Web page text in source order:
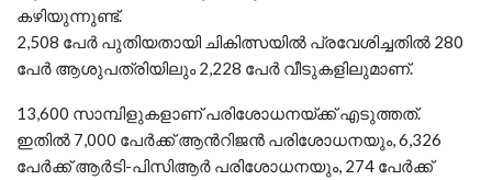
കഴിയുന്നുണ്ട്.
2,508 പേര്‍ പുതിയതായി ചികിത്സയില്‍ പ്രവേശിച്ചതില്‍ 280
പേര്‍ ആശുപത്രിയിലും 2,228 പേര്‍ വീടുകളിലുമാണ്.
13,600 സാമ്പിളുകളാണ് പരിശോധനയ്ക്ക് എടുത്തത്.
ഇതില്‍ 7,000 പേര്‍ക്ക് ആന്‍റിജന്‍ പരിശോധനയും, 6,326
പേര്‍ക്ക് ആര്‍ടി-പിസിആര്‍ പരിശോധനയും, 274 പേര്‍ക്ക്